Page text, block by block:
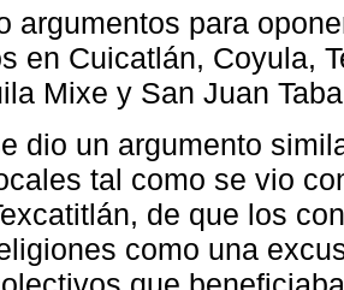
argumentos para
en Cuicatlán, Coyula,
Mixe y San Juan
dio un argumento
tal como se vio
de que los
como una